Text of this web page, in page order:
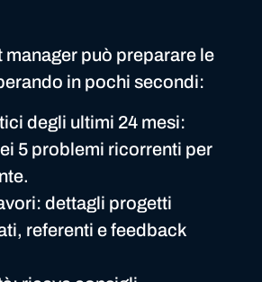
manager può preparare le
in pochi secondi:
degli ultimi 24 mesi:
5 problemi ricorrenti per
dettagli progetti
referenti e feedback